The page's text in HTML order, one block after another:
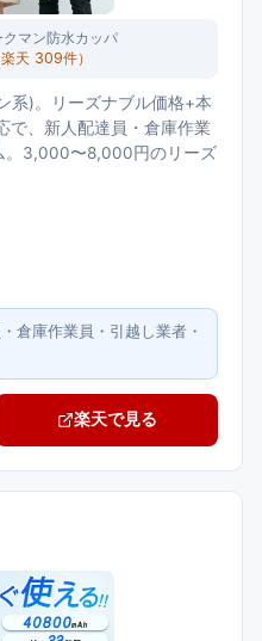
クマン防水カッパ
楽天 309件）
系)。リーズナブル価格+本
で、新人配達員・倉庫作業
。3,000〜8,000円のリーズ
倉庫作業員・引越し業者・
楽天で見る